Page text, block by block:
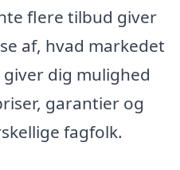
flere tilbud giver
af, hvad markedet
dig mulighed
garantier og
fagfolk.